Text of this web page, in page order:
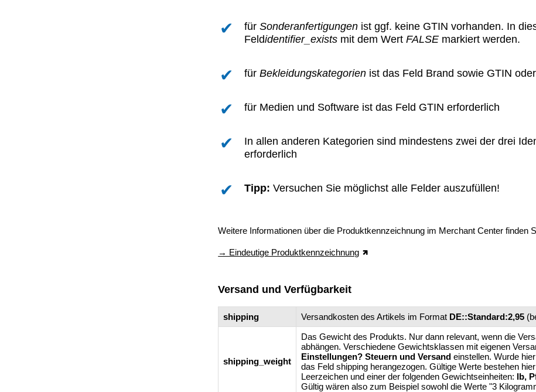
fürSonderanfertigungen ist ggf. keine GTIN vorhanden. In
Feldidentifier_exists mit dem WertFALSE markiert werden.
fürBekleidungskategorien ist das Feld Brand sowie GTIN
für Medien und Software ist das Feld GTIN erforderlich
In allen anderen Kategorien sind mindestens zwei der drei
erforderlich
Tipp: Versuchen Sie möglichst alle Felder auszufüllen!
Weitere Informationen über die Produktkennzeichnung im Merchant Center finden
→ Eindeutige Produktkennzeichnung
Versand und Verfügbarkeit
shipping Versandkosten des Artikels im Format DE::Standard:2,95
shipping_weight
Das Gewicht des Produkts. Nur dann relevant, wenn die
abhängen. Verschiedene Gewichtsklassen mit eigenen
Einstellungen? Steuern und Versand einstellen. Wurde
das Feld shipping herangezogen. Gültige Werte bestehen
Leerzeichen und einer der folgenden Gewichtseinheiten: lb,
Gültig wären also zum Beispiel sowohl die Werte "3